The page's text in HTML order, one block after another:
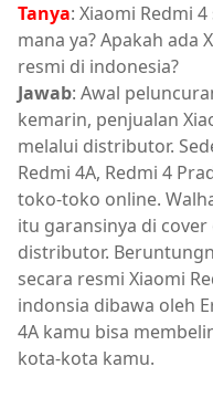
Tanya: Xiaomi Redmi
mana ya? Apakah ada
resmi di indonesia?
Jawab: Awal
kemarin, penjualan
melalui distributor.
Redmi 4A, Redmi 4
toko-toko online.
itu garansinya di
distributor.
secara resmi Xiaomi
indonsia dibawa oleh
4A kamu bisa
kota-kota kamu.